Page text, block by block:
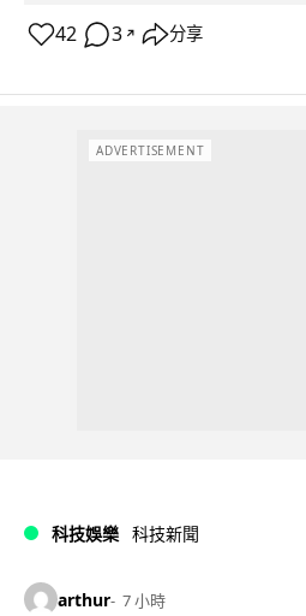
42 3 ↗ 分享
ADVERTISEMENT
科技娛樂 科技新聞
arthur 7 小時